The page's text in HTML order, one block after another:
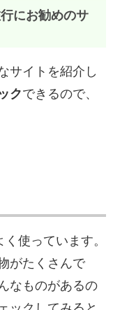
にお勧めのサ
サイトを紹介し
クできるので、
使っています。
がたくさんで
なものがあるの